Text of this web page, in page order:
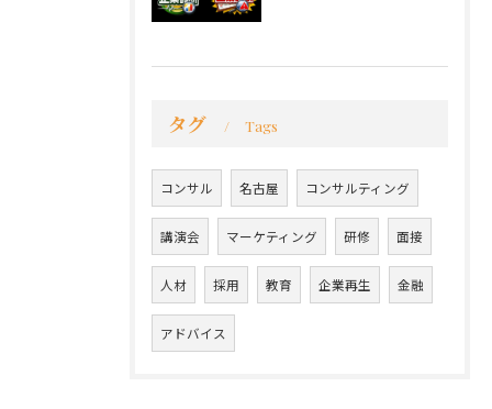
タグ Tags
コンサル 名古屋 コンサルティング
講演会 マーケティング 研修 面接
人材 採用 教育 企業再生 金融
アドバイス